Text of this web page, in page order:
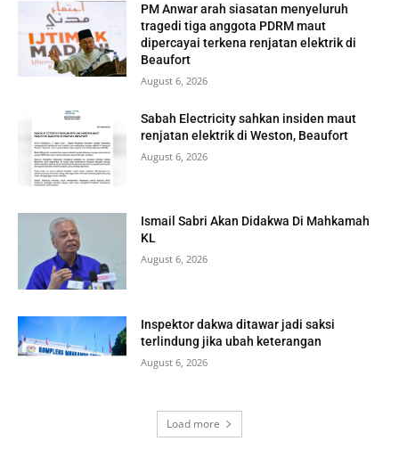
PM Anwar arah siasatan menyeluruh
tragedi tiga anggota PDRM maut
dipercayai terkena renjatan elektrik di
Beaufort
August 6, 2026
Sabah Electricity sahkan insiden maut
renjatan elektrik di Weston, Beaufort
August 6, 2026
Ismail Sabri Akan Didakwa Di Mahkamah
KL
August 6, 2026
Inspektor dakwa ditawar jadi saksi
terlindung jika ubah keterangan
August 6, 2026
Load more